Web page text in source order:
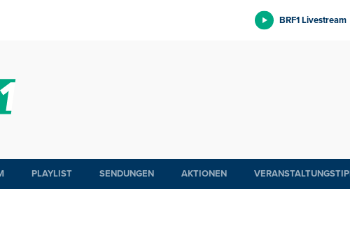
BRF1 Livestream
PLAYLIST SENDUNGEN AKTIONEN